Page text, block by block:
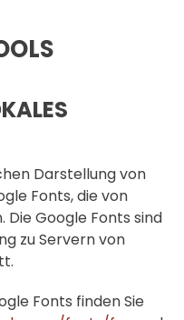
Darstellung von
Fonts, die von
Google Fonts sind
zu Servern von
Fonts finden Sie